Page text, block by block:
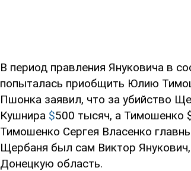
В период правления Януковича в
попыталась приобщить Юлию
Пшонка заявил, что за убийство
Кушнира $500 тысяч, а Тимошенко
Тимошенко Сергея Власенко
Щербаня был сам Виктор
Донецкую область.